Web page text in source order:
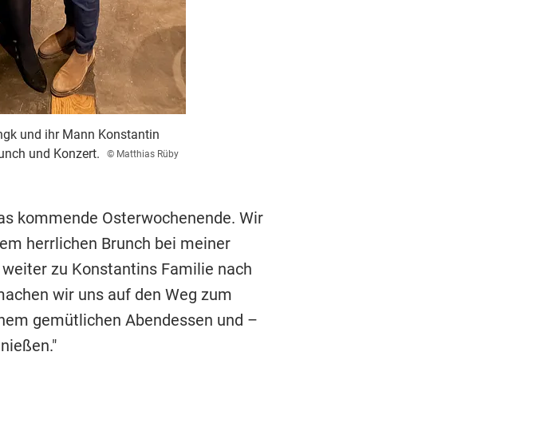
und ihr Mann Konstantin
und Konzert.
© Matthias Rüby
kommende Osterwochenende. Wir
herrlichen Brunch bei meiner
zu Konstantins Familie nach
wir uns auf den Weg zum
gemütlichen Abendessen und –